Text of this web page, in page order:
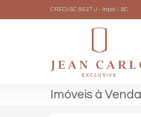
CRECI/SC 9537-J - Itajaí / SC
Imóveis à